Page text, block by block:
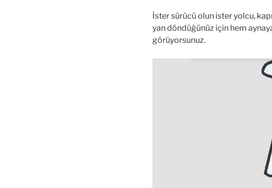
İster sürücü olun ister yolcu,
yan döndüğünüz için hem
görüyorsunuz.